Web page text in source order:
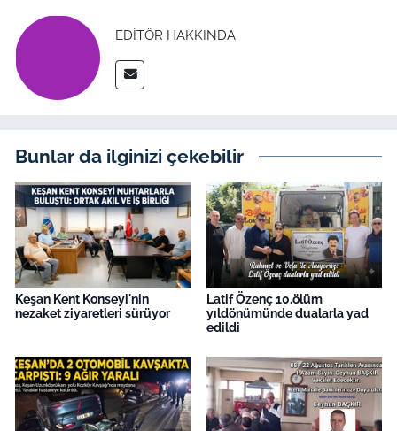
EDITÖR HAKKINDA
Bunlar da ilginizi çekebilir
Keşan Kent Konseyi'nin
nezaket ziyaretleri sürüyor
Latif Özenç 10.ölüm
yıldönümünde dualarla yad
edildi